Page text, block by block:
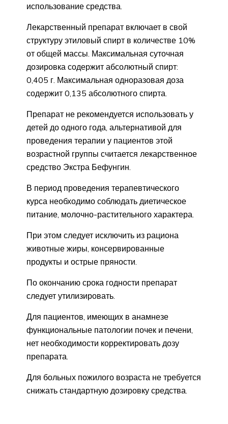
использование средства.
Лекарственный препарат включает в свой
структуру этиловый спирт в количестве 10%
от общей массы. Максимальная суточная
дозировка содержит абсолютный спирт:
0,405 г. Максимальная одноразовая доза
содержит 0,135 абсолютного спирта.
Препарат не рекомендуется использовать у
детей до одного года, альтернативой для
проведения терапии у пациентов этой
возрастной группы считается лекарственное
средство Экстра Бефунгин.
В период проведения терапевтического
курса необходимо соблюдать диетическое
питание, молочно-растительного характера.
При этом следует исключить из рациона
животные жиры, консервированные
продукты и острые пряности.
По окончанию срока годности препарат
следует утилизировать.
Для пациентов, имеющих в анамнезе
функциональные патологии почек и печени,
нет необходимости корректировать дозу
препарата.
Для больных пожилого возраста не требуется
снижать стандартную дозировку средства.